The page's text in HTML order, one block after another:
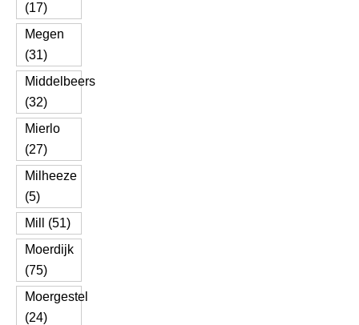
(17)
Megen
(31)
Middelbeers
(32)
Mierlo
(27)
Milheeze
(5)
Mill (51)
Moerdijk
(75)
Moergestel
(24)